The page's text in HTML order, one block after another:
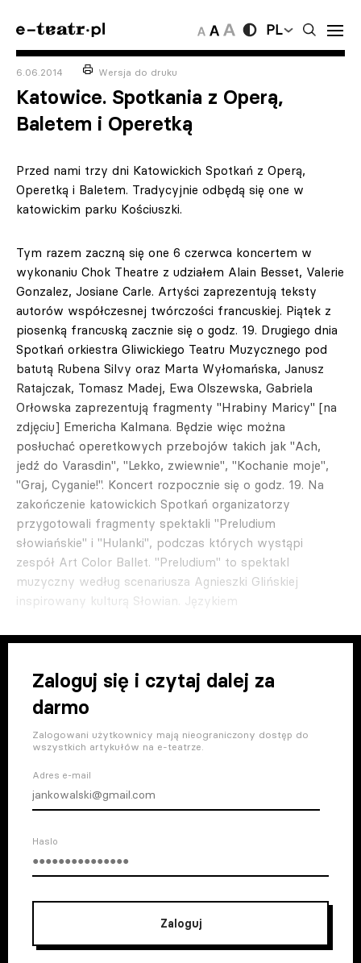
PL
6.06.2014 Wersja do druku
Katowice. Spotkania z Operą,
Baletem i Operetką
Przed nami trzy dni Katowickich Spotkań z Operą,
Operetką i Baletem. Tradycyjnie odbędą się one w
katowickim parku Kościuszki.
Tym razem zaczną się one 6 czerwca koncertem w
wykonaniu Chok Theatre z udziałem Alain Besset, Valerie
Gonzalez, Josiane Carle. Artyści zaprezentują teksty
autorów współczesnej twórczości francuskiej. Piątek z
piosenką francuską zacznie się o godz. 19. Drugiego dnia
Spotkań orkiestra Gliwickiego Teatru Muzycznego pod
batutą Rubena Silvy oraz Marta Wyłomańska, Janusz
Ratajczak, Tomasz Madej, Ewa Olszewska, Gabriela
Orłowska zaprezentują fragmenty "Hrabiny Maricy" [na
zdjęciu] Emericha Kalmana. Będzie więc można
posłuchać operetkowych przebojów takich jak "Ach,
jedź do Varasdin", "Lekko, zwiewnie", "Kochanie moje",
"Graj, Cyganie!". Koncert rozpocznie się o godz. 19. Na
zakończenie katowickich Spotkań organizatorzy
przygotowali fragmenty spektakli "Preludium
słowiańskie" i "Hulanki", podczas których wystąpi
zespół Art Color Ballet. "Preludium" to spektakl
muzyczny według scenariusza Agnieszki Glińskiej
inspirowany kulturą Słowian. Językiem
Zaloguj się i czytaj dalej za
darmo
Zalogowani użytkownicy mają nieograniczony dostęp do
wszystkich artykułów na e-teatrze.
Adres e-mail
Haslo
Zaloguj